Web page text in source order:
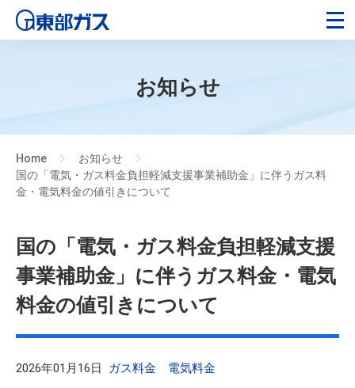
お知らせ
Home お知らせ
国の「電気・ガス料金負担軽減支援事業補助金」に伴うガス料
金・電気料金の値引きについて
国の「電気・ガス料金負担軽減支援
事業補助金」に伴うガス料金・電気
料金の値引きについて
2026年01月16日 ガス料金 電気料金